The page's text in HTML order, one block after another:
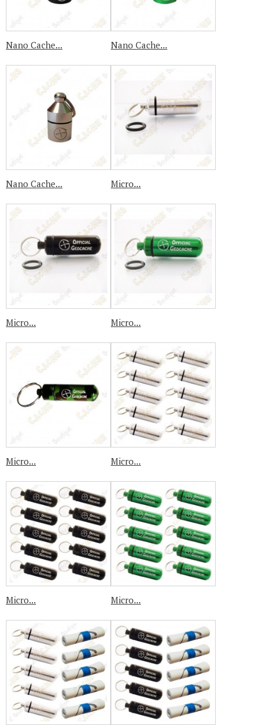
Nano Cache... Nano Cache...
Nano Cache... Micro...
Micro... Micro...
Micro... Micro...
Micro... Micro...